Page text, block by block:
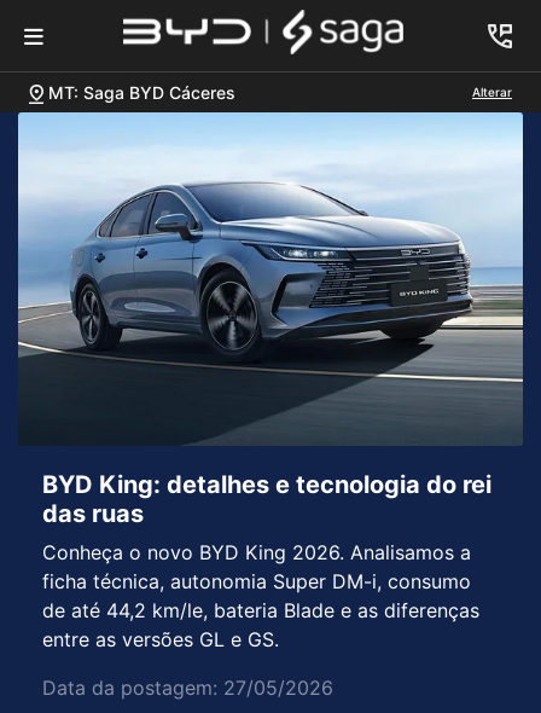
MT: Saga BYD Cáceres Alterar
BYD King: detalhes e tecnologia do rei
das ruas
Conheça o novo BYD King 2026. Analisamos a
ficha técnica, autonomia Super DM-i, consumo
de até 44,2 km/le, bateria Blade e as diferenças
entre as versões GL e GS.
Data da postagem: 27/05/2026